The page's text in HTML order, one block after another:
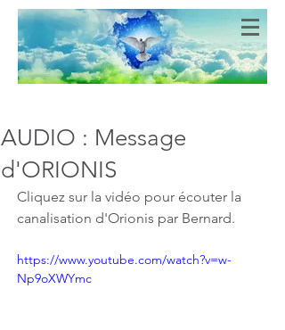
Bien-Aimés
COEURS DE LUMIERE
AUDIO : Message
d'ORIONIS
Cliquez sur la vidéo pour écouter la
canalisation d'Orionis par Bernard.
https://www.youtube.com/watch?v=w-
Np9oXWYmc